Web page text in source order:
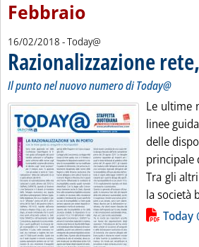
Febbraio
16/02/2018 - Today@
Razionalizzazione
Il punto nel nuovo numero di Today@
Le ultime
linee
delle
principale
Tra gli
la società
Lista allegati PDF alla Today